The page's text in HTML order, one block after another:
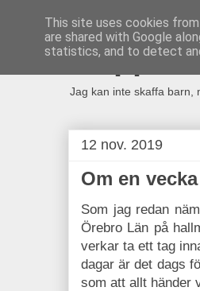
Jag kan inte skaffa barn,
12 nov. 2019
Om en
Som jag redan
Örebro Län på
verkar ta ett tag
dagar är det dags
som att allt händer
This site uses cookies
are shared with Google
statistics, and to detect